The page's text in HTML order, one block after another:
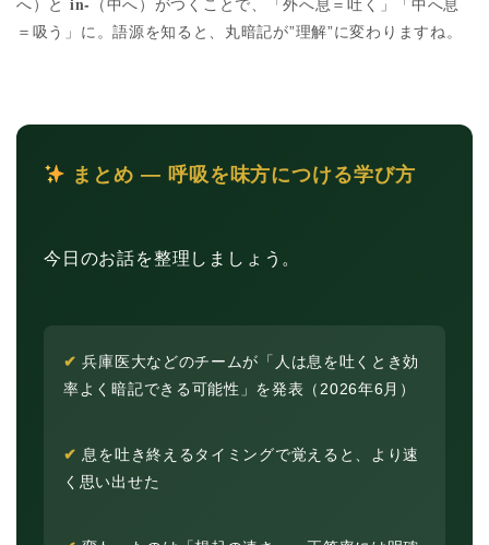
へ）と
（中へ）がつくことで、「外へ息＝吐く」「中へ息
＝吸う」に。語源を知ると、丸暗記が”理解”に変わりますね。
まとめ ― 呼吸を味方につける学び方
今日のお話を整理しましょう。
✔ 兵庫医大などのチームが「人は息を吐くとき効
率よく暗記できる可能性」を発表（2026年6月）
✔ 息を吐き終えるタイミングで覚えると、より速
く思い出せた